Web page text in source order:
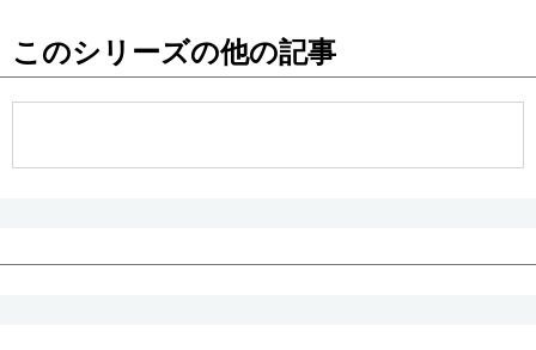
お知らせ
公式SNS
このシリーズの他の記事